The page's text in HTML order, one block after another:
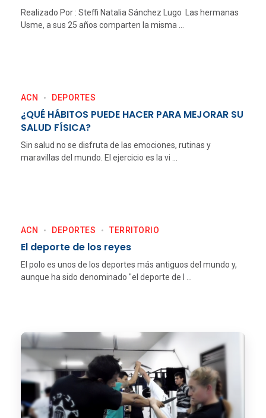
Realizado Por : Steffi Natalia Sánchez Lugo Las hermanas
Usme, a sus 25 años comparten la misma ...
¿QUÉ HÁBITOS PUEDE HACER PARA MEJORAR SU
SALUD FÍSICA?
ACN DEPORTES
Sin salud no se disfruta de las emociones, rutinas y
maravillas del mundo. El ejercicio es la vi ...
El deporte de los reyes
ACN DEPORTES TERRITORIO
El polo es unos de los deportes más antiguos del mundo y,
aunque ha sido denominado "el deporte de l ...